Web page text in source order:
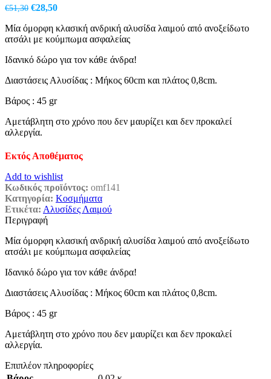
€51,30 Original
was:
€51,30.
€28,50Η
τιμή
είναι:
Μία όμορφη κλασική ανδρική αλυσίδα λαιμού από ανοξείδωτο
ατσάλι με κούμπωμα ασφαλείας
Ιδανικό δώρο για τον κάθε άνδρα!
Διαστάσεις Αλυσίδας : Μήκος 60cm και πλάτος 0,8cm.
Βάρος : 45 gr
Αμετάβλητη στο χρόνο που δεν μαυρίζει και δεν προκαλεί
αλλεργία.
Εκτός Αποθέματος
Add to wishlist
Κωδικός προϊόντος: omf141
Κατηγορία: Κοσμήματα
Ετικέτα: Αλυσίδες Λαιμού
Περιγραφή
Μία όμορφη κλασική ανδρική αλυσίδα λαιμού από ανοξείδωτο
ατσάλι με κούμπωμα ασφαλείας
Ιδανικό δώρο για τον κάθε άνδρα!
Διαστάσεις Αλυσίδας : Μήκος 60cm και πλάτος 0,8cm.
Βάρος : 45 gr
Αμετάβλητη στο χρόνο που δεν μαυρίζει και δεν προκαλεί
αλλεργία.
Επιπλέον πληροφορίες